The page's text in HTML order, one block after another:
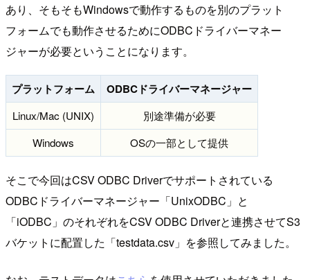
あり、そもそもWindowsで動作するものを別のプラット
フォームでも動作させるためにODBCドライバーマネー
ジャーが必要ということになります。
プラットフォーム ODBCドライバーマネージャー
Linux/Mac (UNIX)
別途準備が必要
Windows
OSの一部として提供
そこで今回はCSV ODBC Driverでサポートされている
ODBCドライバーマネージャー「UnixODBC」と
「iODBC」のそれぞれをCSV ODBC Driverと連携させてS3
バケットに配置した「testdata.csv」を参照してみました。